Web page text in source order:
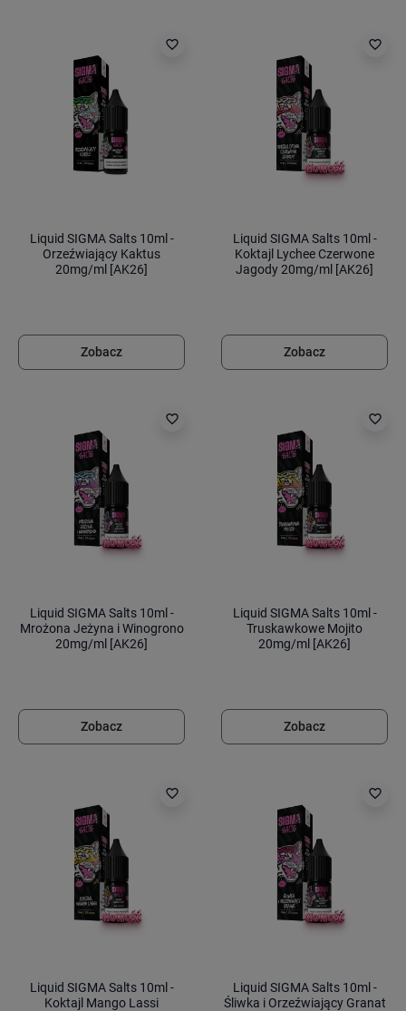
favorite_border
Liquid SIGMA Salts 10ml -
Orzeźwiający Kaktus
20mg/ml [AK26]
Zobacz
favorite_border
Liquid SIGMA Salts 10ml -
Koktajl Lychee Czerwone
Jagody 20mg/ml [AK26]
Zobacz
favorite_border
Liquid SIGMA Salts 10ml -
Mrożona Jeżyna i Winogrono
20mg/ml [AK26]
Zobacz
favorite_border
Liquid SIGMA Salts 10ml -
Truskawkowe Mojito
20mg/ml [AK26]
Zobacz
favorite_border
Liquid SIGMA Salts 10ml -
Koktajl Mango Lassi
favorite_border
Liquid SIGMA Salts 10ml -
Śliwka i Orzeźwiający Granat